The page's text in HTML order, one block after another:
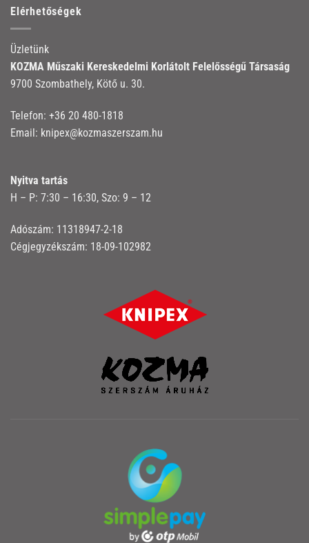
Elérhetőségek
Üzletünk
KOZMA Műszaki Kereskedelmi Korlátolt Felelősségű Társaság
9700 Szombathely, Kötő u. 30.
Telefon: +36 20 480-1818
Email: knipex@kozmaszerszam.hu
Nyitva tartás
H – P: 7:30 – 16:30, Szo: 9 – 12
Adószám: 11318947-2-18
Cégjegyzékszám: 18-09-102982